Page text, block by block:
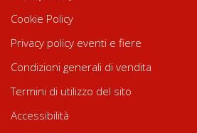
Cookie Policy
Privacy policy eventi e fiere
Condizioni generali di vendita
Termini di utilizzo del sito
Accessibilità